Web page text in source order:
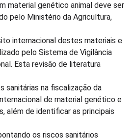
material genético animal deve ser
pelo Ministério da Agricultura,
internacional destes materiais e
pelo Sistema de Vigilância
Esta revisão de literatura
sanitárias na fiscalização da
de material genético e
além de identificar as principais
os riscos sanitários